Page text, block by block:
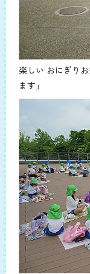
楽しい おにぎり
ます」